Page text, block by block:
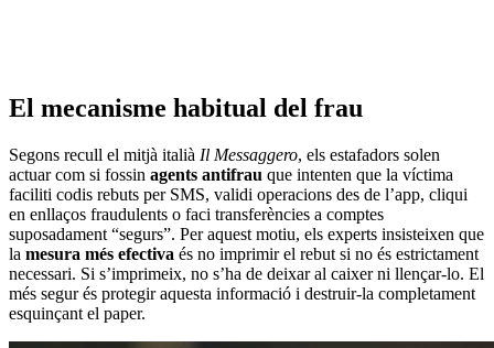
El mecanisme habitual del frau
Segons recull el mitjà italià Il Messaggero, els estafadors solen
actuar com si fossin agents antifrau que intenten que la víctima
faciliti codis rebuts per SMS, validi operacions des de l’app, cliqui
en enllaços fraudulents o faci transferències a comptes
suposadament “segurs”. Per aquest motiu, els experts insisteixen que
la mesura més efectiva és no imprimir el rebut si no és estrictament
necessari. Si s’imprimeix, no s’ha de deixar al caixer ni llençar-lo. El
més segur és protegir aquesta informació i destruir-la completament
esquinçant el paper.